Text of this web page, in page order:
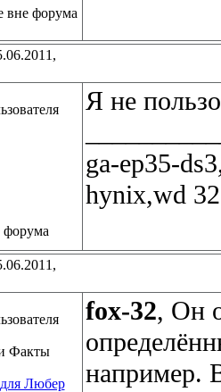
Я не
ga-ep35-
hynix,wd
Факты
fox-32, Он
например.